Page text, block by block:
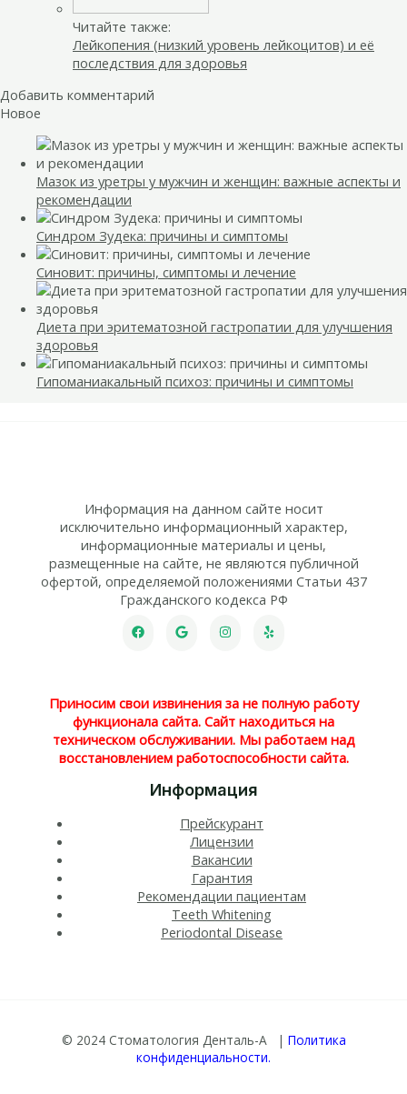
Читайте также:
Лейкопения (низкий уровень лейкоцитов) и её
последствия для здоровья
Добавить комментарий
Новое
Мазок из уретры у мужчин и женщин: важные аспекты и
рекомендации
Синдром Зудека: причины и симптомы
Синовит: причины, симптомы и лечение
Диета при эритематозной гастропатии для улучшения
здоровья
Гипоманиакальный психоз: причины и симптомы
Информация на данном сайте носит
исключительно информационный характер,
информационные материалы и цены,
размещенные на сайте, не являются публичной
офертой, определяемой положениями Статьи 437
Гражданского кодекса РФ
Приносим свои извинения за не полную работу
функционала сайта. Сайт находиться на
техническом обслуживании. Мы работаем над
восстановлением работоспособности сайта.
Информация
Прейскурант
Лицензии
Вакансии
Гарантия
Рекомендации пациентам
Teeth Whitening​
Periodontal Disease​
© 2024 Стоматология Денталь-А | Политика
конфиденциальности.